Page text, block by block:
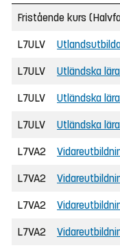
Fristående kurs
L7ULV
L7ULV Utländska
L7ULV Utländska
L7ULV Utländska
L7VA2
L7VA2
L7VA2
L7VA2